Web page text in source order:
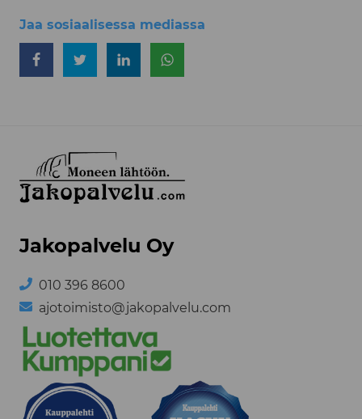
Jaa sosiaalisessa mediassa
Jaa FacebookissaJaa TwitterissäJaa LinkedInissä
Jakopalvelu Oy
010 396 8600
ajotoimisto@jakopalvelu.com